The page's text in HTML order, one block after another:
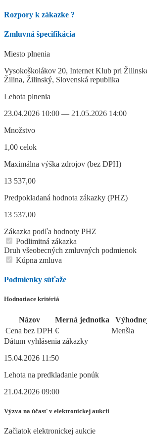
Rozpory k zákazke ?
Zmluvná špecifikácia
Miesto plnenia
Vysokoškolákov 20, Internet Klub pri
Žilina, Žilinský, Slovenská republika
Lehota plnenia
23.04.2026 10:00 — 21.05.2026 14:00
Množstvo
1,00 celok
Maximálna výška zdrojov (bez DPH)
13 537,00
Predpokladaná hodnota zákazky (PHZ)
13 537,00
Zákazka podľa hodnoty PHZ
Podlimitná zákazka
Druh všeobecných zmluvných podmienok
Kúpna zmluva
Podmienky súťaže
Hodnotiace kritériá
Názov Merná jednotka
Cena bez DPH € Menšia
Dátum vyhlásenia zákazky
15.04.2026 11:50
Lehota na predkladanie ponúk
21.04.2026 09:00
Výzva na účasť v elektronickej aukcii
Začiatok elektronickej aukcie